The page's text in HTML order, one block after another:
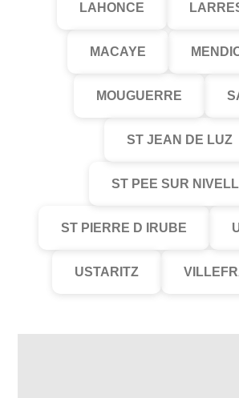
LAHONCE
MACAYE
MOUGUERRE
ST JEAN DE LUZ
ST PEE SUR
ST PIERRE D IRUBE
USTARITZ